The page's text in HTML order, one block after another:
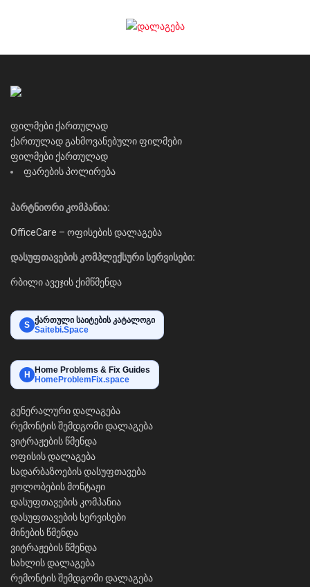
ფილმები ქართულად
ქართულად გახმოვანებული ფილმები
ფილმები ქართულად
ფარების პოლირება
პარტნიორი კომპანია:
OfficeCare – ოფისების დალაგება
დასუფთავების კომპლექსური სერვისები:
რბილი ავეჯის ქიმწმენდა
S ქართული საიტების კატალოგი
Saitebi.Space
H
Home Problems & Fix Guides
HomeProblemFix.space
გენერალური დალაგება
რემონტის შემდგომი დალაგება
ვიტრაჟების წმენდა
ოფისის დალაგება
სადარბაზოების დასუფთავება
ჟოლობების მონტაჟი
დასუფთავების კომპანია
დასუფთავების სერვისები
მინების წმენდა
ვიტრაჟების წმენდა
სახლის დალაგება
რემონტის შემდგომი დალაგება